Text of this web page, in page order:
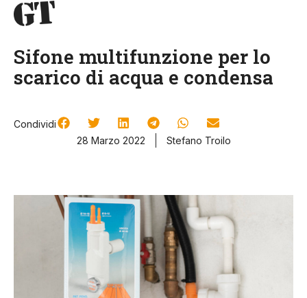
Sifone multifunzione per lo
scarico di acqua e condensa
Condividi
28 Marzo 2022
Stefano Troilo